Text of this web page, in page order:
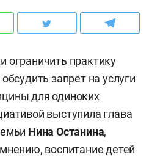
ограничить практику
запрет на услуги
для одиноких
выступила глава
Нина Останина,
воспитание детей